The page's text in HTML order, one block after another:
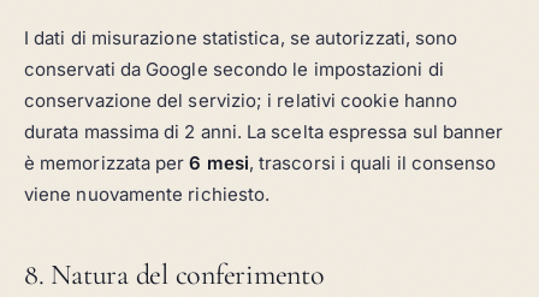
I dati di misurazione statistica, se autorizzati, sono
conservati da Google secondo le impostazioni di
conservazione del servizio; i relativi cookie hanno
durata massima di 2 anni. La scelta espressa sul banner
è memorizzata per6 mesi, trascorsi i quali il consenso
viene nuovamente richiesto.
8. Natura del conferimento